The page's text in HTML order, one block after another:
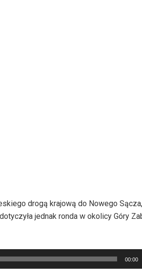
drogą krajową do Nowego
jednak ronda w okolicy Góry
00:00